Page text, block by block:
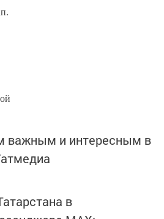
важным и интересным в
в